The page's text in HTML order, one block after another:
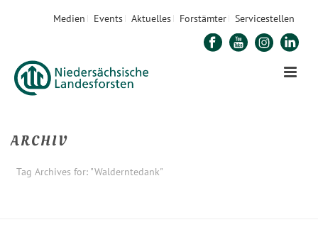
Medien Events Aktuelles Forstämter Servicestellen
ARCHIV
Tag Archives for: "Walderntedank"